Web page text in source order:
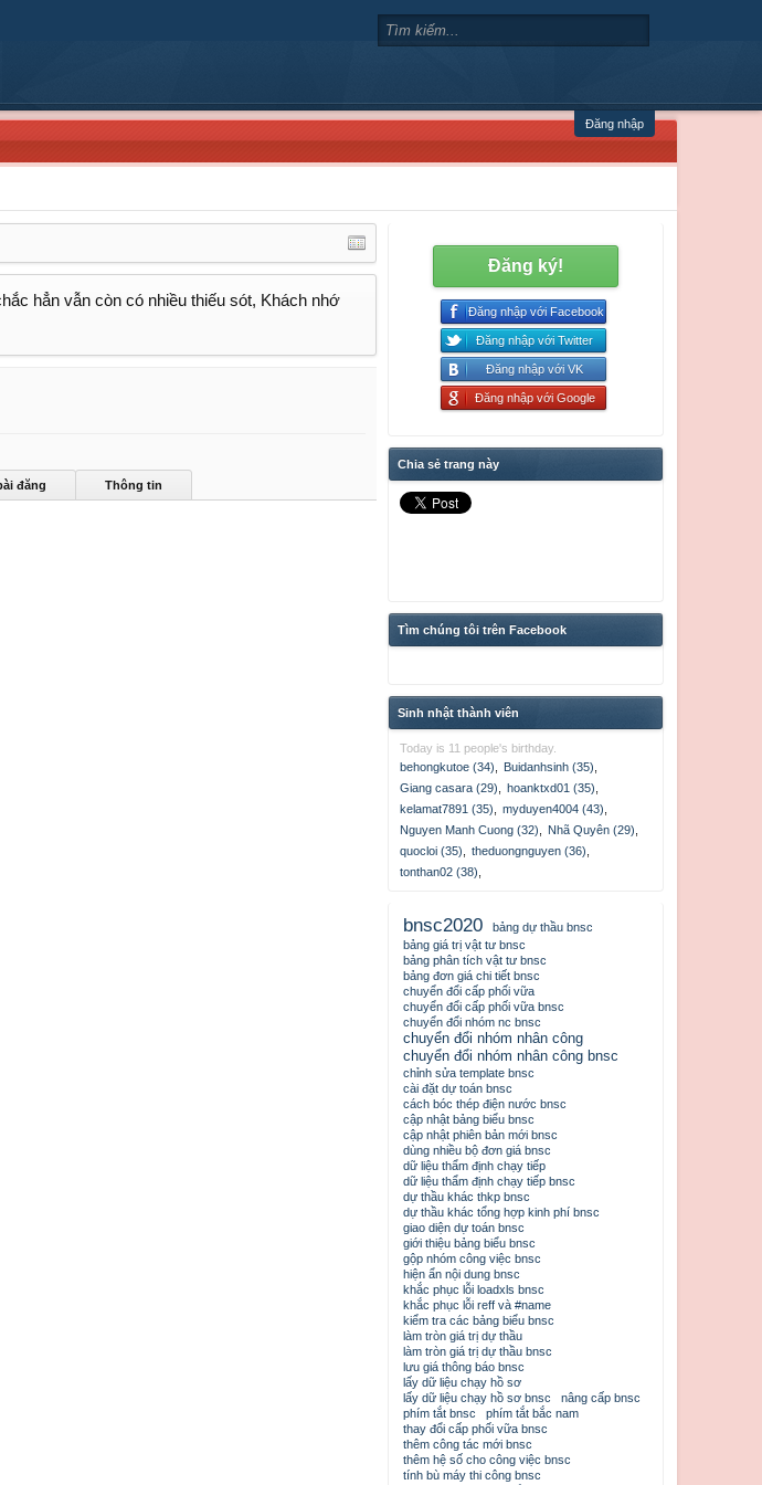
Đăng nhập
hẳn vẫn còn có nhiều thiếu sót, Khách nhớ
đăng Thông tin
Đăng ký!
Đăng nhập với Facebook
Đăng nhập với Twitter
Đăng nhập với VK
Đăng nhập với Google
Chia sẻ trang này
Tìm chúng tôi trên Facebook
Sinh nhật thành viên
Today is 11 people's birthday.
behongkutoe (34)
Buidanhsinh (35)
Giang casara (29)
hoanktxd01 (35)
kelamat7891 (35)
myduyen4004 (43)
Nguyen Manh Cuong (32)
Nhã Quyên (29)
quocloi (35)
theduongnguyen (36)
tonthan02 (38)
bnsc2020
bảng dự thầu bnsc
bảng giá trị vật tư bnsc
bảng phân tích vật tư bnsc
bảng đơn giá chi tiết bnsc
chuyển đổi cấp phối vữa
chuyển đổi cấp phối vữa bnsc
chuyển đổi nhóm nc bnsc
chuyển đổi nhóm nhân công
chuyển đổi nhóm nhân công bnsc
chỉnh sửa template bnsc
cài đặt dự toán bnsc
cách bóc thép điện nước bnsc
cập nhật bảng biểu bnsc
cập nhật phiên bản mới bnsc
dùng nhiều bộ đơn giá bnsc
dữ liệu thẩm định chạy tiếp
dữ liệu thẩm định chạy tiếp bnsc
dự thầu khác thkp bnsc
dự thầu khác tổng hợp kinh phí bnsc
giao diện dự toán bnsc
giới thiệu bảng biểu bnsc
gộp nhóm công việc bnsc
hiện ẩn nội dung bnsc
khắc phục lỗi loadxls bnsc
khắc phục lỗi reff và #name
kiểm tra các bảng biểu bnsc
làm tròn giá trị dự thầu
làm tròn giá trị dự thầu bnsc
lưu giá thông báo bnsc
lấy dữ liệu chạy hồ sơ
lấy dữ liệu chạy hồ sơ bnsc
nâng cấp bnsc
phím tắt bnsc
phím tắt bắc nam
thay đổi cấp phối vữa bnsc
thêm công tác mới bnsc
thêm hệ số cho công việc bnsc
tính bù máy thi công bnsc